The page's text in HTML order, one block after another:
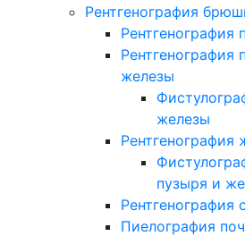
Рентгенография
Рентгенография
Рентгенография
железы
железы
Рентгенография
пузыря и
Рентгенография
Пиелография